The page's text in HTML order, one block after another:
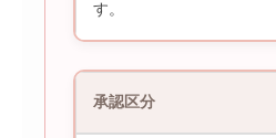
す。
承認区分